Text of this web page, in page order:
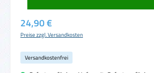
Regulärer Preis:
24,90 €
Preise zzgl. Versandkosten
Versandkostenfrei